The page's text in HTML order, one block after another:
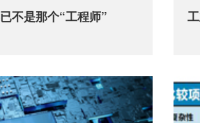
不是那个“工程师”